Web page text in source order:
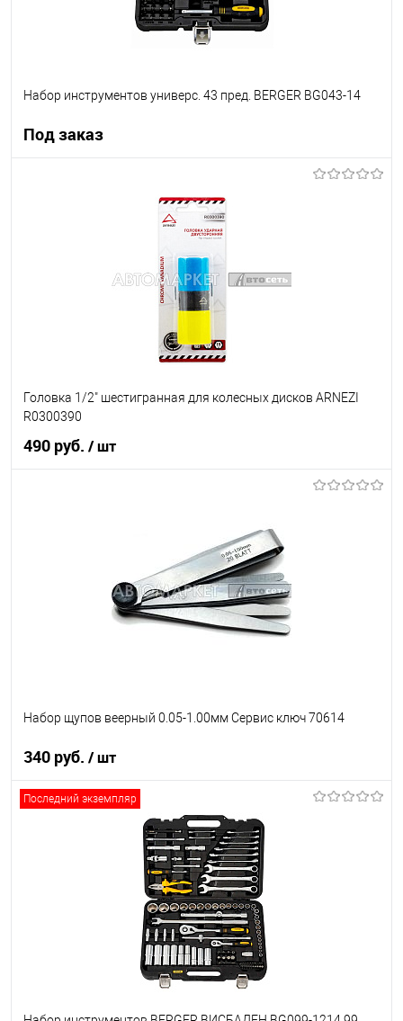
Набор инструментов универс. 43 пред. BERGER BG043-14
Под заказ
Головка 1/2" шестигранная для колесных дисков ARNEZI
R0300390
490 руб. / шт
В наличии
Набор щупов веерный 0.05-1.00мм Сервис ключ 70614
340 руб. / шт
В наличии
Последний экземпляр